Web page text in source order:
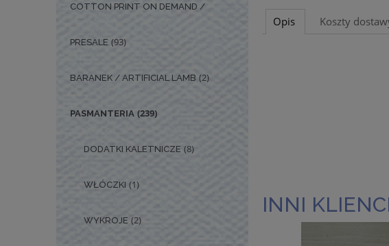
COTTON PRINT ON DEMAND /
PRESALE (93)
BARANEK / ARTIFICIAL LAMB (2)
PASMANTERIA (239)
DODATKI KALETNICZE (8)
WŁÓCZKI (1)
WYKROJE (2)
Opis Koszty
INNI